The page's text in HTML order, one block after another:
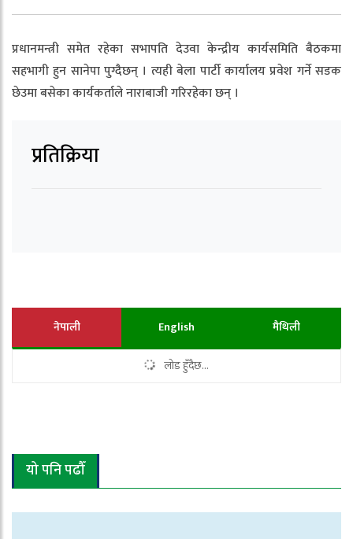
प्रधानमन्त्री समेत रहेका सभापति देउवा केन्द्रीय कार्यसमिति बैठकमा
सहभागी हुन सानेपा पुग्दैछन् । त्यही बेला पार्टी कार्यालय प्रवेश गर्ने सडक
छेउमा बसेका कार्यकर्ताले नाराबाजी गरिरहेका छन् ।
प्रतिक्रिया
नेपाली English मैथिली
लोड हुँदैछ...
यो पनि पढौँ